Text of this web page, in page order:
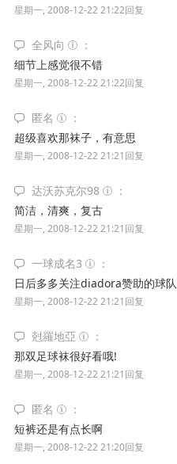
星期一, 2008-12-22 21:22回复
全风向
细节上感觉很不错
星期一, 2008-12-22 21:22回复
匿名
超级喜欢那袜子，有意思
星期一, 2008-12-22 21:21回复
达沃苏克尔98
简洁，清爽，复古
星期一, 2008-12-22 21:21回复
一球成名3
日后多多关注diadora赞助的球队
星期一, 2008-12-22 21:21回复
尅羅地亞
那双足球袜很好看哦!
星期一, 2008-12-22 21:21回复
匿名
短裤还是有点长啊
星期一, 2008-12-22 21:20回复